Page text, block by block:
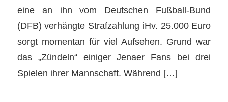
eine an ihn vom Deutschen Fußball-Bund
(DFB) verhängte Strafzahlung iHv. 25.000 Euro
sorgt momentan für viel Aufsehen. Grund war
das „Zündeln“ einiger Jenaer Fans bei drei
Spielen ihrer Mannschaft. Während […]